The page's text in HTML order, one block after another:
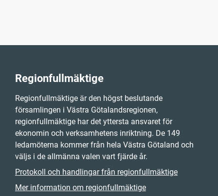
Regionfullmäktige
Regionfullmäktige är den högst beslutande
församlingen i Västra Götalandsregionen,
regionfullmäktige har det yttersta ansvaret för
ekonomin och verksamhetens inriktning. De 149
ledamöterna kommer från hela Västra Götaland och
väljs i de allmänna valen vart fjärde år.
Protokoll och handlingar från regionfullmäktige
Mer information om regionfullmäktige